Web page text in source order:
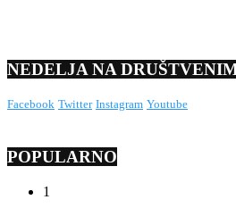
NEDELJA NA
Facebook Twitter Instagram Youtube
POPULARNO
1